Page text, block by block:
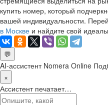
купить номер, который
вашей индивидуальности.
в Москве и найдите свой
💬
AI-ассистент Nomera Online
×
Ассистент печатает…